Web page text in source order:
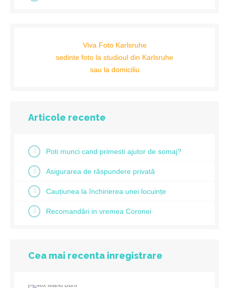
Viva Foto Karlsruhe
sedinte foto la studioul din Karlsruhe
sau la domiciliu
Articole recente
Poti munci cand primesti ajutor de somaj?
Asigurarea de răspundere privată
Cauțiunea la închirierea unei locuințe
Recomandări in vremea Coronei
Cea mai recenta inregistrare